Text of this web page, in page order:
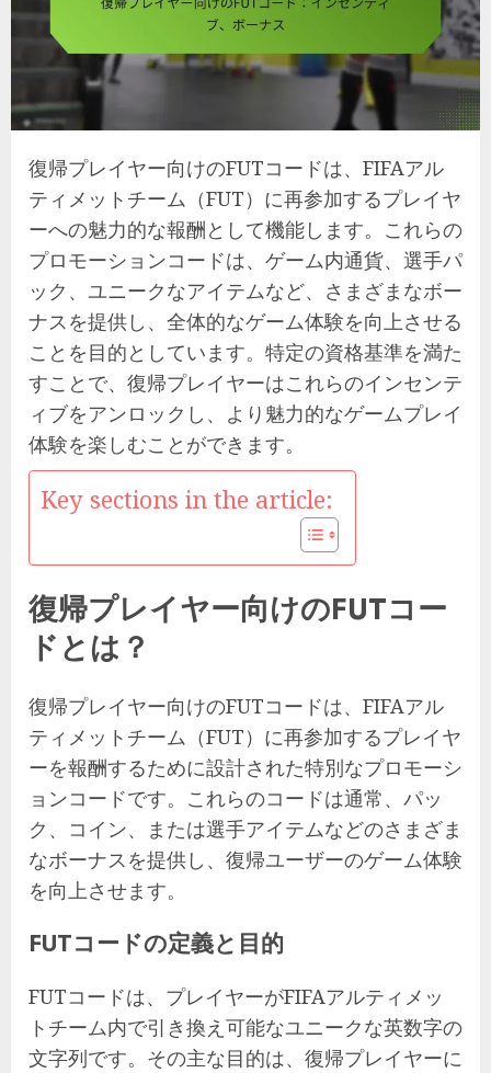
復帰プレイヤー向けのFUTコードは、FIFAアル
ティメットチーム（FUT）に再参加するプレイヤ
ーへの魅力的な報酬として機能します。これらの
プロモーションコードは、ゲーム内通貨、選手パ
ック、ユニークなアイテムなど、さまざまなボー
ナスを提供し、全体的なゲーム体験を向上させる
ことを目的としています。特定の資格基準を満た
すことで、復帰プレイヤーはこれらのインセンテ
ィブをアンロックし、より魅力的なゲームプレイ
体験を楽しむことができます。
Key sections in the article:
復帰プレイヤー向けのFUTコー
ドとは？
復帰プレイヤー向けのFUTコードは、FIFAアル
ティメットチーム（FUT）に再参加するプレイヤ
ーを報酬するために設計された特別なプロモーシ
ョンコードです。これらのコードは通常、パッ
ク、コイン、または選手アイテムなどのさまざま
なボーナスを提供し、復帰ユーザーのゲーム体験
を向上させます。
FUTコードの定義と目的
FUTコードは、プレイヤーがFIFAアルティメッ
トチーム内で引き換え可能なユニークな英数字の
文字列です。その主な目的は、復帰プレイヤーに